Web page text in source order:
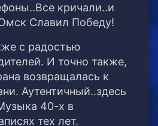
кричали..и
Славил Победу!
с радостью
И точно также,
возвращалась к
Аутентичный..здесь
40-х в
тех лет.